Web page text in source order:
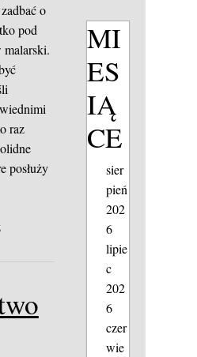
o
pod
malarski.
raz
posłuży
MI
ES
IĄ
CE
sier
pień
202
6
lipie
c
202
6
czer
wie